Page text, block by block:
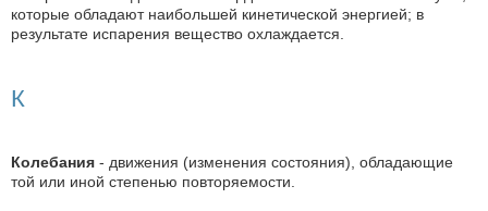
которые обладают наибольшей кинетической энергией; в
результате испарения вещество охлаждается.
К
Колебания - движения (изменения состояния), обладающие
той или иной степенью повторяемости.